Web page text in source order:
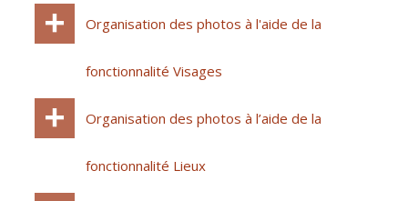
Organisation des photos à l'aide de la
fonctionnalité Visages
Organisation des photos à l’aide de la
fonctionnalité Lieux